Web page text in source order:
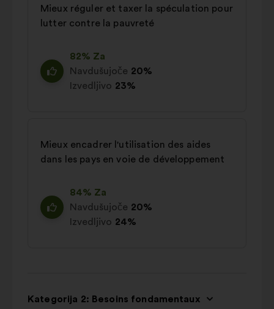
Mieux réguler et taxer la spéculation pour
lutter contre la pauvreté
82% Za
Navdušujoče 20%
Izvedljivo 23%
Mieux encadrer l'utilisation des aides
dans les pays en voie de développement
84% Za
Navdušujoče 20%
Izvedljivo 24%
Kategorija 2: Besoins fondamentaux